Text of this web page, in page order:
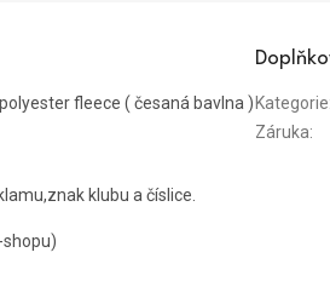
fleece ( česaná bavlna )
klubu a číslice.
Kategorie
Záruka: